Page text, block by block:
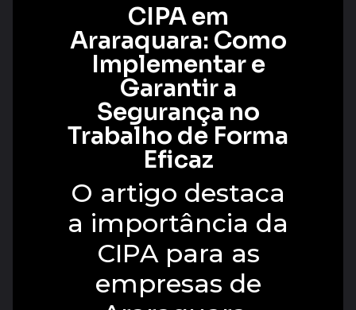
CIPA em
Araraquara: Como
Implementar e
Garantir a
Segurança no
Trabalho de Forma
Eficaz
O artigo destaca
a importância da
CIPA para as
empresas de